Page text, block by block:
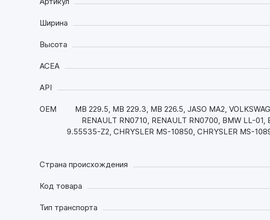
Ширина
Высота
ACEA
API
OEM
MB 229.5, MB 229.3, MB 226.5, JASO MA2,
RENAULT RN0710, RENAULT RN0700, BMW LL-
9.55535-Z2, CHRYSLER MS-10850, CHRYSLER MS-
Страна происхождения
Код товара
Тип транспорта